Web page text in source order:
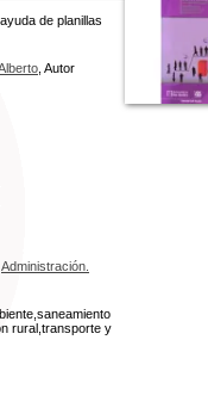
de planillas
, Autor
Administración.
rural,transporte y